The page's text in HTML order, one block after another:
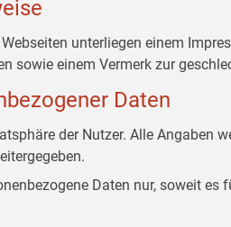
unterliegen einem
sowie einem Vermerk zur
Daten
der Nutzer. Alle Angaben
Daten nur, soweit